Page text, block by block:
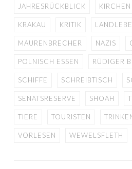
JAHRESRÜCKBLICK KIRCHEN
KRAKAU KRITIK
MAURENBRECHER NAZIS
POLNISCH ESSEN RÜDIGER
SCHIFFE SCHREIBTISCH
SENATSRESERVE SHOAH
TIERE TOURISTEN
VORLESEN WEWELSFLETH